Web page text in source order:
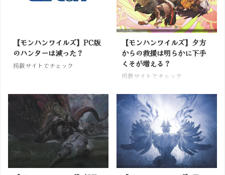
【モンハンワイルズ】PC版
のハンターは減った？
掲載サイトでチェック
【モンハンワイルズ】夕方
からの救援は明らかに下手
くそが増える？
掲載サイトでチェック